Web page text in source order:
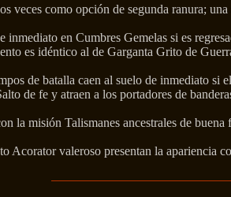
veces como opción de segunda ranura;
inmediato en Cumbres Gemelas si es
es idéntico al de Garganta Grito de
de batalla caen al suelo de inmediato si
de fe y atraen a los portadores de
la misión Talismanes ancestrales de buena
Acorator valeroso presentan la apariencia